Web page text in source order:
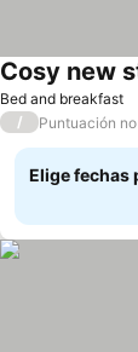
Bed and breakfast
Cosy new
/ Puntuación
Elige fechas